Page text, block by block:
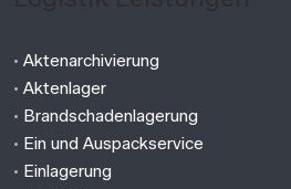
•Aktenarchivierung
•Aktenlager
• Brandschadenlagerung
• Ein und Auspackservice
• Einlagerung